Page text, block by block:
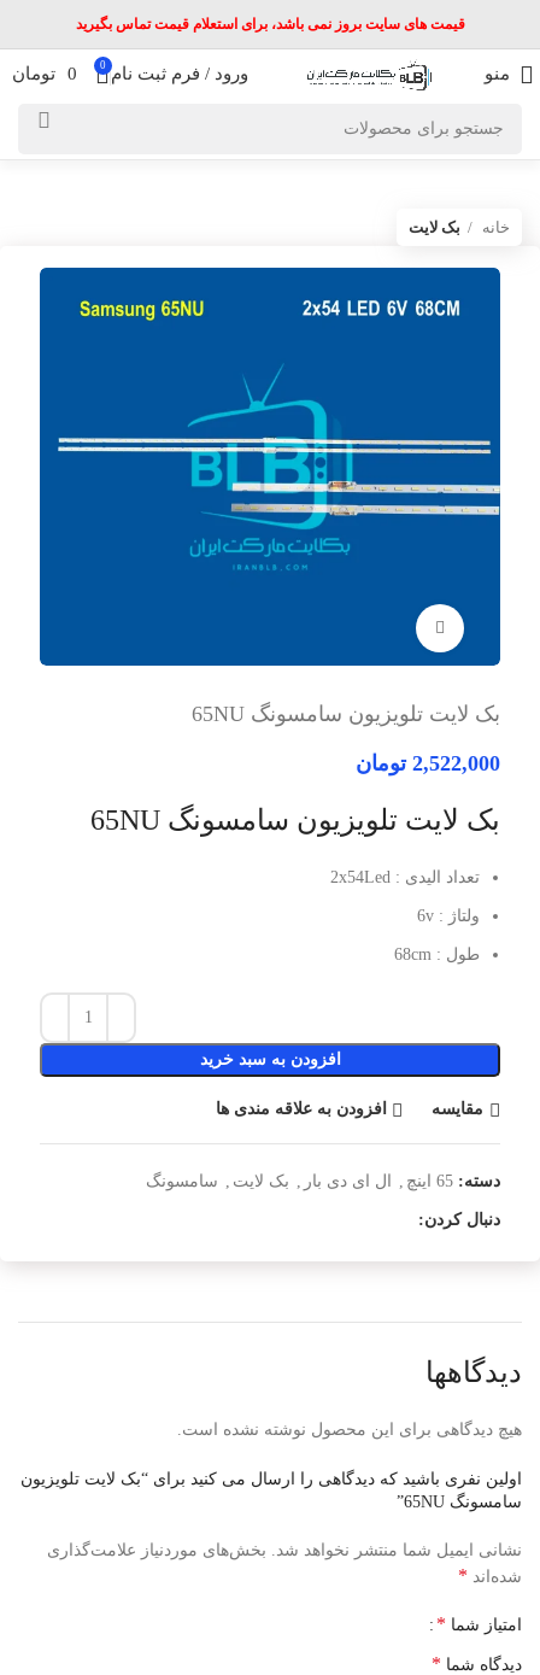
قیمت های سایت بروز نمی باشد، برای استعلام قیمت تماس بگیرید
منو ورود / فرم ثبت نام 0
0 تومان
خانه بک لایت
بک لایت تلویزیون سامسونگ 65NU
2,522,000 تومان
بک لایت تلویزیون سامسونگ 65NU
تعداد الیدی : 2x54Led
ولتاژ : 6v
طول : 68cm
افزودن به سبد خرید
مقایسه افزودن به علاقه مندی ها
دسته: 65 اینچ ال ای دی بار بک لایت سامسونگ
دنبال کردن:
دیدگاهها
هیچ دیدگاهی برای این محصول نوشته نشده است.
اولین نفری باشید که دیدگاهی را ارسال می کنید برای “بک لایت تلویزیون
سامسونگ 65NU”
نشانی ایمیل شما منتشر نخواهد شد.
بخش‌های موردنیاز علامت‌گذاری
شده‌اند *
امتیاز شما *
دیدگاه شما *